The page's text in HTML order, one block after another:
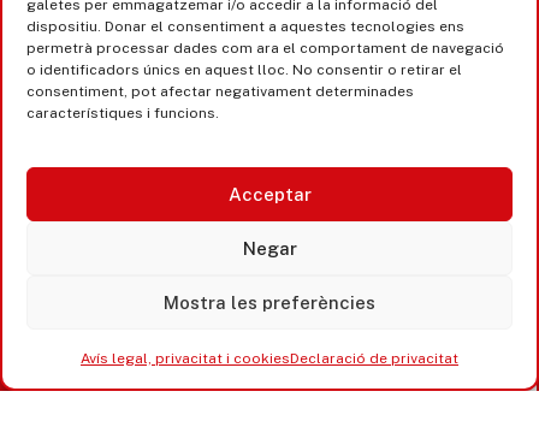
galetes per emmagatzemar i/o accedir a la informació del
dispositiu. Donar el consentiment a aquestes tecnologies ens
permetrà processar dades com ara el comportament de navegació
o identificadors únics en aquest lloc. No consentir o retirar el
consentiment, pot afectar negativament determinades
característiques i funcions.
Acceptar
Negar
Mostra les preferències
Avís legal, privacitat i cookiesDeclaració de privacitat
Avís legal, privacitat i cookies